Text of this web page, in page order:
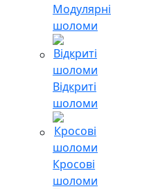
Модулярні
шоломи
Відкриті
шоломи
Кросові
шоломи